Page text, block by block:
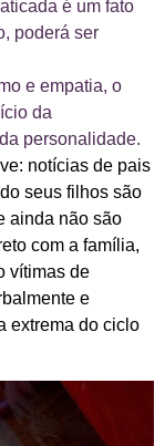
é um fato
poderá ser
e empatia, o
da
personalidade.
notícias de pais
seus filhos são
ainda não são
com a família,
vítimas de
e
extrema do ciclo